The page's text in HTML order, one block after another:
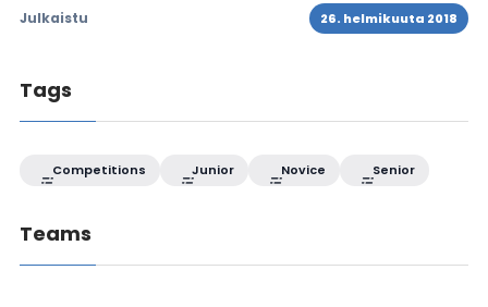
Julkaistu 26. helmikuuta 2018
Tags
Competitions Junior Novice Senior
Teams